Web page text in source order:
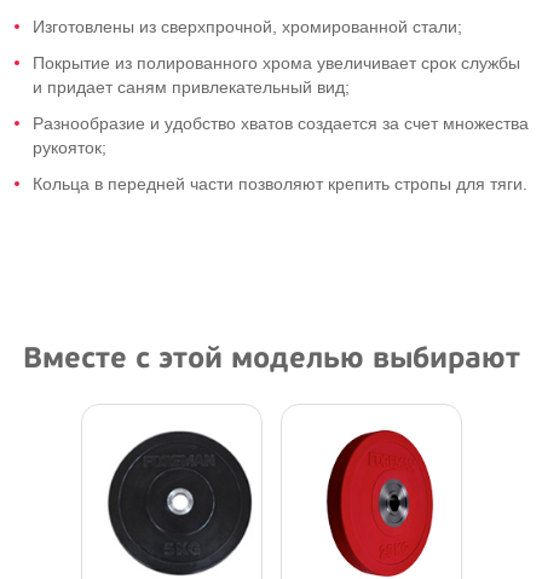
Изготовлены из сверхпрочной, хромированной стали;
Покрытие из полированного хрома увеличивает срок службы
и придает саням привлекательный вид;
Разнообразие и удобство хватов создается за счет множества
рукояток;
Кольца в передней части позволяют крепить стропы для тяги.
Вместе с этой моделью выбирают